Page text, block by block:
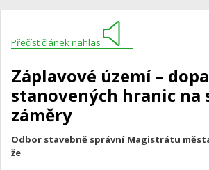
Přečíst článek nahlas
Záplavové území –
stanovených hranic na
záměry
Odbor stavebně správní Magistrátu
že